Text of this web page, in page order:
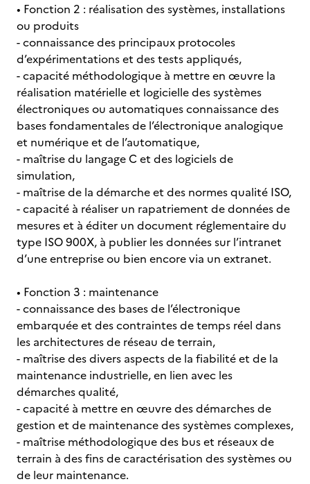
• Fonction 2 : réalisation des systèmes, installations
ou produits
- connaissance des principaux protocoles
d’expérimentations et des tests appliqués,
- capacité méthodologique à mettre en œuvre la
réalisation matérielle et logicielle des systèmes
électroniques ou automatiques connaissance des
bases fondamentales de l’électronique analogique
et numérique et de l’automatique,
- maîtrise du langage C et des logiciels de
simulation,
- maîtrise de la démarche et des normes qualité ISO,
- capacité à réaliser un rapatriement de données de
mesures et à éditer un document réglementaire du
type ISO 900X, à publier les données sur l’intranet
d’une entreprise ou bien encore via un extranet.
• Fonction 3 : maintenance
- connaissance des bases de l’électronique
embarquée et des contraintes de temps réel dans
les architectures de réseau de terrain,
- maîtrise des divers aspects de la fiabilité et de la
maintenance industrielle, en lien avec les
démarches qualité,
- capacité à mettre en œuvre des démarches de
gestion et de maintenance des systèmes complexes,
- maîtrise méthodologique des bus et réseaux de
terrain à des fins de caractérisation des systèmes ou
de leur maintenance.